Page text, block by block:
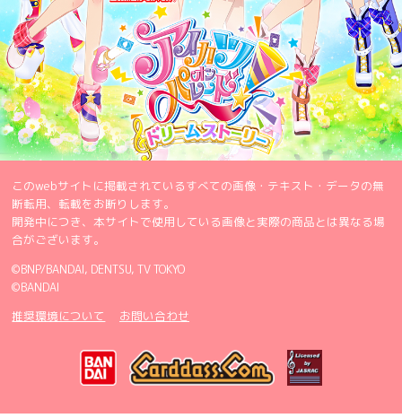
このwebサイトに掲載されているすべての画像・テキスト・データの無
断転用、転載をお断りします。
開発中につき、本サイトで使用している画像と実際の商品とは異なる場
合がございます。
©BNP/BANDAI, DENTSU, TV TOKYO
©BANDAI
推奨環境について
お問い合わせ